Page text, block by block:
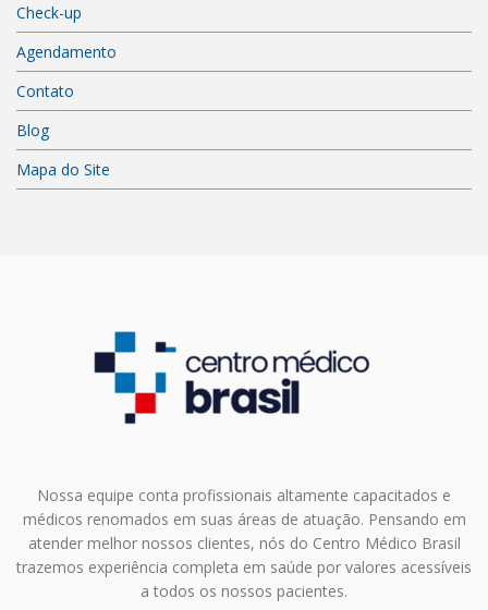
Check-up
Agendamento
Contato
Blog
Mapa do Site
Nossa equipe conta profissionais altamente capacitados e
médicos renomados em suas áreas de atuação. Pensando em
atender melhor nossos clientes, nós do Centro Médico Brasil
trazemos experiência completa em saúde por valores acessíveis
a todos os nossos pacientes.